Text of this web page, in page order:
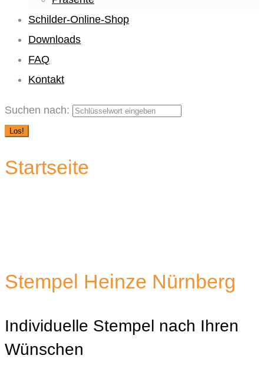
Schilder-Online-Shop
Downloads
FAQ
Kontakt
Suchen nach:
Los!
Startseite
Stempel Heinze Nürnberg
Individuelle Stempel nach Ihren
Wünschen